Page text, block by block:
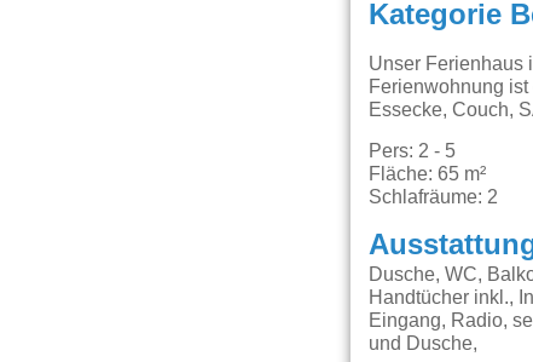
Kategorie
Unser Ferienhaus
Ferienwohnung
Essecke, Couch,
Pers: 2 - 5
Fläche: 65 m²
Schlafräume: 2
Dusche, WC,
Handtücher inkl.,
Eingang, Radio,
und Dusche,